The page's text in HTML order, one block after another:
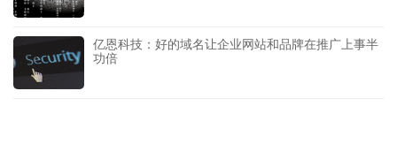
亿恩科技：好的域名让企业网站和品牌在推广上事半
功倍